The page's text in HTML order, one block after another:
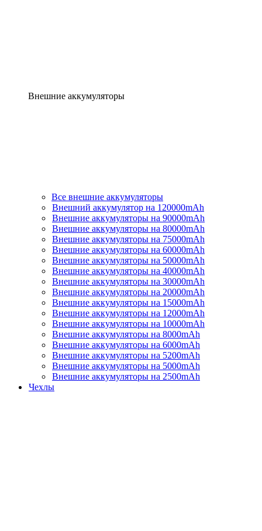
Внешние аккумуляторы
Все внешние аккумуляторы
Внешний аккумулятор на 120000mAh
Внешние аккумуляторы на 90000mAh
Внешние аккумуляторы на 80000mAh
Внешние аккумуляторы на 75000mAh
Внешние аккумуляторы на 60000mAh
Внешние аккумуляторы на 50000mAh
Внешние аккумуляторы на 40000mAh
Внешние аккумуляторы на 30000mAh
Внешние аккумуляторы на 20000mAh
Внешние аккумуляторы на 15000mAh
Внешние аккумуляторы на 12000mAh
Внешние аккумуляторы на 10000mAh
Внешние аккумуляторы на 8000mAh
Внешние аккумуляторы на 6000mAh
Внешние аккумуляторы на 5200mAh
Внешние аккумуляторы на 5000mAh
Внешние аккумуляторы на 2500mAh
Чехлы